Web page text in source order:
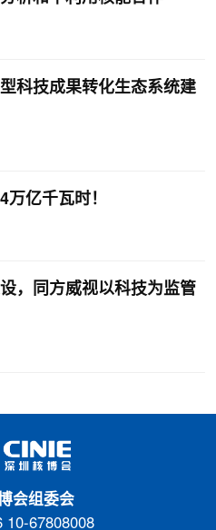
科技成果转化生态系统建
亿千瓦时！
，同方威视以科技为监管
会组委会
10-67808008